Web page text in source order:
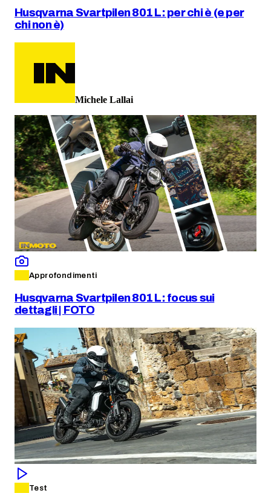
Husqvarna Svartpilen 801 L: per chi è (e per
chi non è)
Michele Lallai
Approfondimenti
Husqvarna Svartpilen 801 L: focus sui
dettagli | FOTO
Test